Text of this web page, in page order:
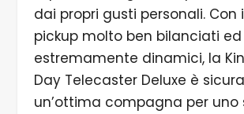
dai propri gusti personali. Con
pickup molto ben bilanciati ed
estremamente dinamici, la
Day Telecaster Deluxe è
un’ottima compagna per uno